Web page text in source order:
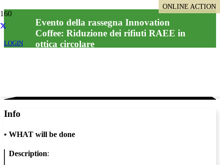
LOGIN
Evento della rassegna Innovation
Coffee: Riduzione dei rifiuti RAEE in
ottica circolare
Info
• WHAT will be done
Description:
ONLINE ACTION
ONLINE ACTION